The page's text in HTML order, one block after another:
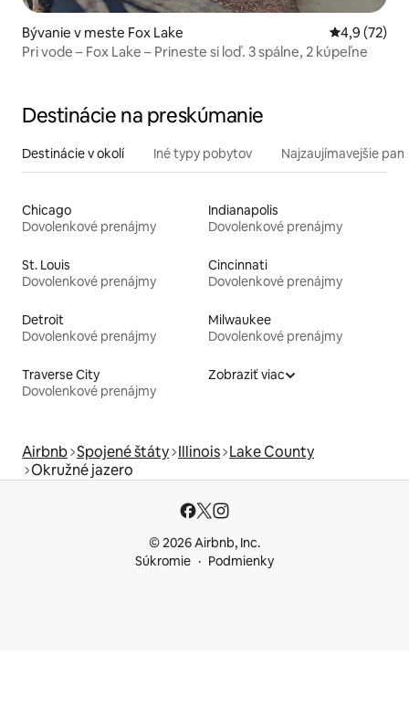
Bývanie v meste Fox Lake Priemerné
4,9 (72)
Pri vode – Fox Lake – Prineste si loď. 3 spálne, 2 kúpeľne
Destinácie na preskúmanie
Destinácie v okolí Iné typy pobytov Najzaujímavejšie
Chicago
Dovolenkové prenájmy
Indianapolis
Dovolenkové prenájmy
St. Louis
Dovolenkové prenájmy
Cincinnati
Dovolenkové prenájmy
Detroit
Dovolenkové prenájmy
Milwaukee
Dovolenkové prenájmy
Traverse City
Dovolenkové prenájmy
Zobraziť viac
Airbnb Spojené štáty Illinois Lake County
Okružné jazero
© 2026 Airbnb, Inc.
Súkromie
Podmienky